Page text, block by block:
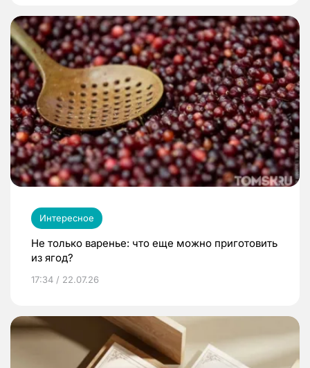
Интересное
Не только варенье: что еще можно приготовить
из ягод?
17:34 / 22.07.26